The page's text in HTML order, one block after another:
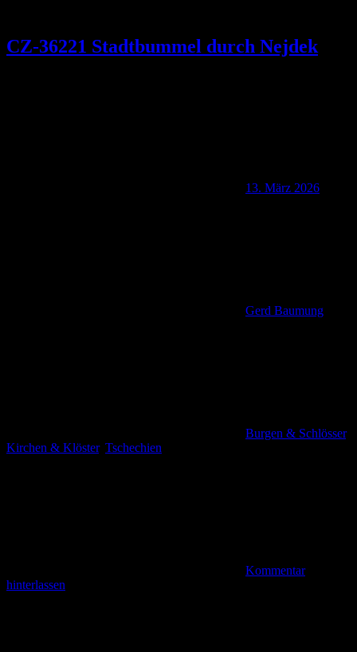
CZ-36221 Stadtbummel durch Nejdek
13. März 2026
Gerd Baumung
Burgen & Schlösser,
Kirchen & Klöster, Tschechien
Kommentar
hinterlassen